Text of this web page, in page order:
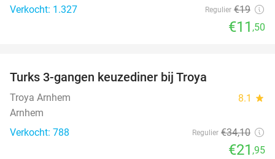
Verkocht: 1.327
Regulier €19
€11 ,50
Turks 3-gangen keuzediner bij Troya
Troya Arnhem 8.1 star
Arnhem
Verkocht: 788
Regulier €34,10
€21 ,95